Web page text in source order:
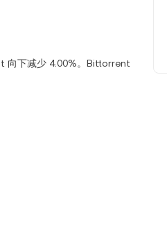
向下减少 4.00%。Bittorrent